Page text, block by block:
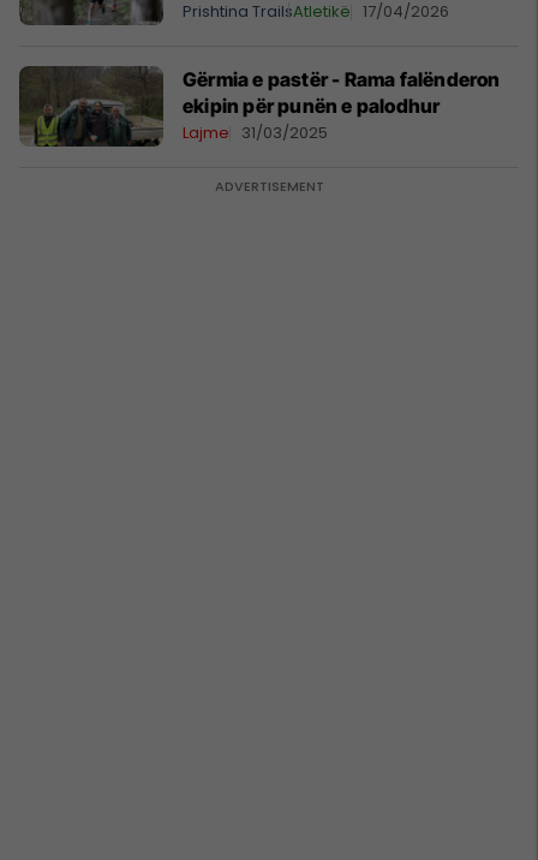
Prishtina TrailsAtletikë 17/04/2026
Gërmia e pastër - Rama falënderon
ekipin për punën e palodhur
Lajme 31/03/2025